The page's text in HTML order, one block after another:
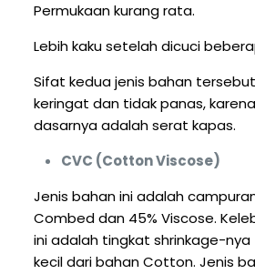
Permukaan kurang rata.
Lebih kaku setelah dicuci
Sifat kedua jenis bahan
keringat dan tidak panas,
dasarnya adalah serat kapas.
CVC (Cotton Viscose)
Jenis bahan ini adalah
Combed dan 45% Viscose.
ini adalah tingkat shrinkage-
kecil dari bahan Cotton. Jenis